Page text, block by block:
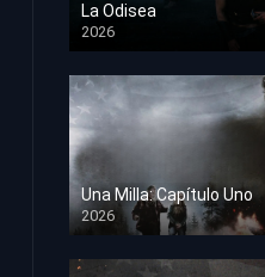
La Odisea
2026
TS Screener
Una Milla: Capítulo Uno
2026
HD 1080p